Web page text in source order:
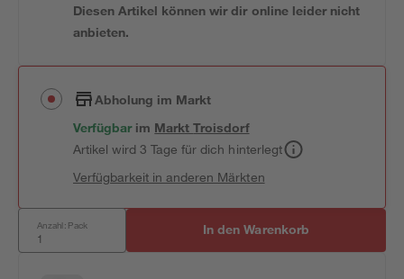
Diesen Artikel können wir dir online leider nicht
anbieten.
Abholung im Markt
Verfügbar im MarktTroisdorf
Artikel wird 3 Tage für dich hinterlegt
Verfügbarkeit in anderen Märkten
Anzahl: Pack In den Warenkorb